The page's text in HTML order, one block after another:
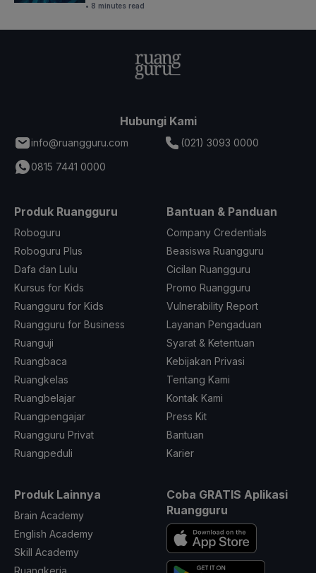
• 8 minutes read
Hubungi Kami
info@ruangguru.com
(021) 3093 0000
0815 7441 0000
Produk Ruangguru
Roboguru
Roboguru Plus
Dafa dan Lulu
Kursus for Kids
Ruangguru for Kids
Ruangguru for Business
Ruanguji
Ruangbaca
Ruangkelas
Ruangbelajar
Ruangpengajar
Ruangguru Privat
Ruangpeduli
Bantuan & Panduan
Company Credentials
Beasiswa Ruangguru
Cicilan Ruangguru
Promo Ruangguru
Vulnerability Report
Layanan Pengaduan
Syarat & Ketentuan
Kebijakan Privasi
Tentang Kami
Kontak Kami
Press Kit
Bantuan
Karier
Produk Lainnya
Brain Academy
English Academy
Skill Academy
Ruangkerja
Coba GRATIS Aplikasi
Ruangguru